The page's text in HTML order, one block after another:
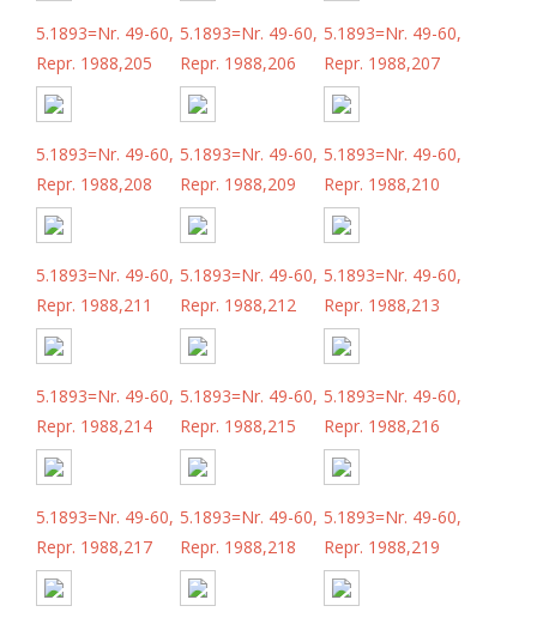
5.1893=Nr. 49-60,
Repr. 1988,205
5.1893=Nr. 49-60,
Repr. 1988,206
5.1893=Nr. 49-60,
Repr. 1988,207
5.1893=Nr. 49-60,
Repr. 1988,208
5.1893=Nr. 49-60,
Repr. 1988,209
5.1893=Nr. 49-60,
Repr. 1988,210
5.1893=Nr. 49-60,
Repr. 1988,211
5.1893=Nr. 49-60,
Repr. 1988,212
5.1893=Nr. 49-60,
Repr. 1988,213
5.1893=Nr. 49-60,
Repr. 1988,214
5.1893=Nr. 49-60,
Repr. 1988,215
5.1893=Nr. 49-60,
Repr. 1988,216
5.1893=Nr. 49-60,
Repr. 1988,217
5.1893=Nr. 49-60,
Repr. 1988,218
5.1893=Nr. 49-60,
Repr. 1988,219